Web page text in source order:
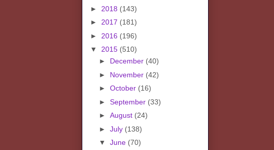
► 2018 (143)
► 2017 (181)
► 2016 (196)
▼ 2015 (510)
► December (40)
► November (42)
► October (16)
► September (33)
► August (24)
► July (138)
▼ June (70)